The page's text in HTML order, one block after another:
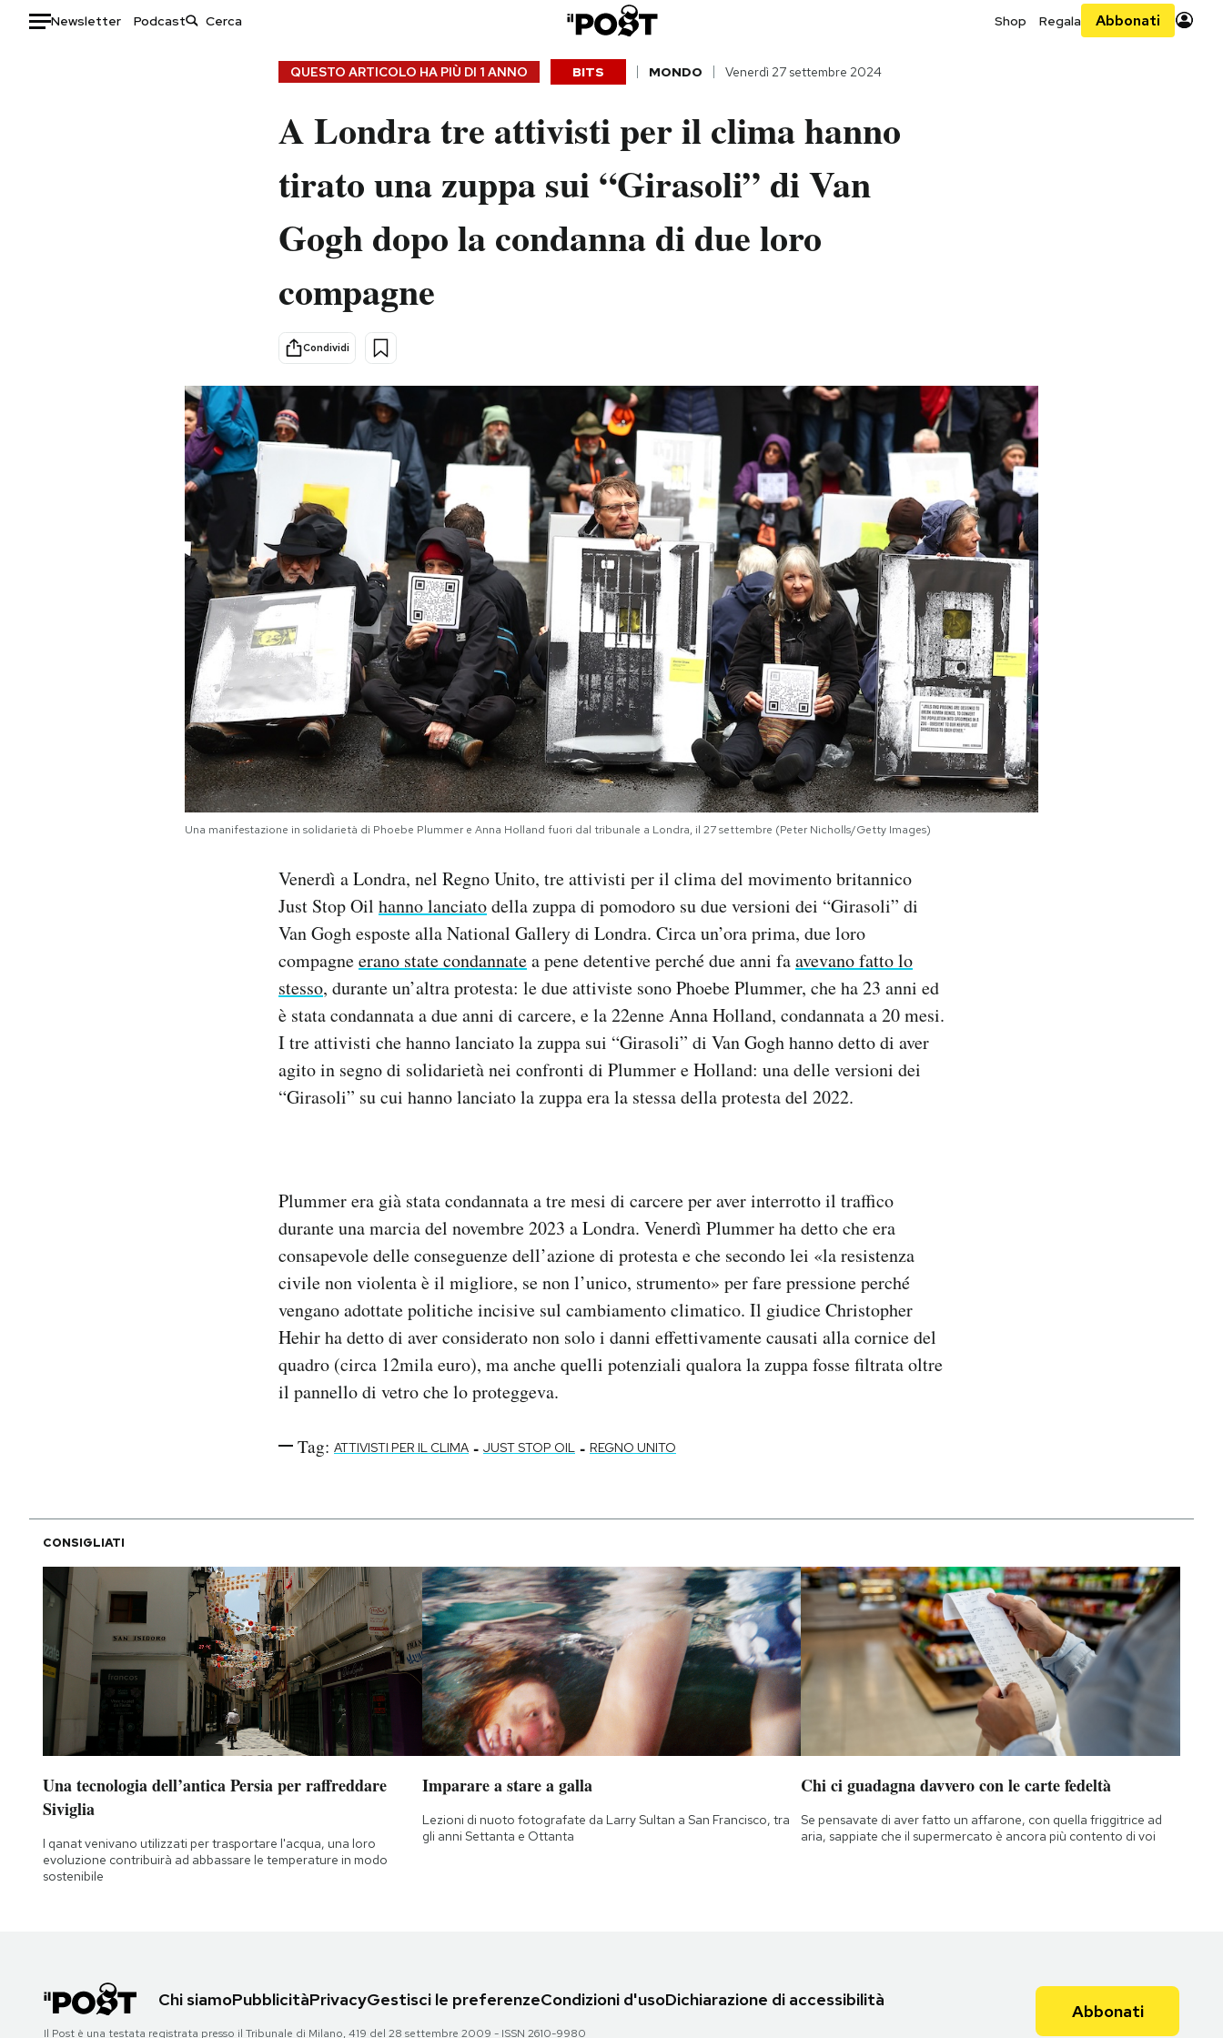
Newsletter Podcast Shop Regala Abbonati
Storie/Idee
Altrecose
Mondiali calcio 2026
AREA PERSONALE
QUESTO ARTICOLO HA PIÙ DI 1 ANNO BITS MONDO Venerdì 27 settembre 2024
A Londra tre attivisti per il clima hanno
tirato una zuppa sui “Girasoli” di Van
Gogh dopo la condanna di due loro
compagne
Condividi
Una manifestazione in solidarietà di Phoebe Plummer e Anna Holland fuori dal tribunale a Londra, il 27 settembre (Peter Nicholls/Getty Images)
Venerdì a Londra, nel Regno Unito, tre attivisti per il clima del movimento britannico
Just Stop Oil hanno lanciatodella zuppa di pomodoro su due versioni dei “Girasoli” di
Van Gogh esposte alla National Gallery di Londra. Circa un’ora prima, due loro
compagneerano state condannatea pene detentive perché due anni faavevano fatto lo
stesso, durante un’altra protesta: le due attiviste sono Phoebe Plummer, che ha 23 anni ed
è stata condannata a due anni di carcere, e la 22enne Anna Holland, condannata a 20 mesi.
I tre attivisti che hanno lanciato la zuppa sui “Girasoli” di Van Gogh hanno detto di aver
agito in segno di solidarietà nei confronti di Plummer e Holland: una delle versioni dei
“Girasoli” su cui hanno lanciato la zuppa era la stessa della protesta del 2022.
Plummer era già stata condannata a tre mesi di carcere per aver interrotto il traffico
durante una marcia del novembre 2023 a Londra. Venerdì Plummer ha detto che era
consapevole delle conseguenze dell’azione di protesta e che secondo lei «la resistenza
civile non violenta è il migliore, se non l’unico, strumento» per fare pressione perché
vengano adottate politiche incisive sul cambiamento climatico. Il giudice Christopher
Hehir ha detto di aver considerato non solo i danni effettivamente causati alla cornice del
quadro (circa 12mila euro), ma anche quelli potenziali qualora la zuppa fosse filtrata oltre
il pannello di vetro che lo proteggeva.
Tag: ATTIVISTI PER IL CLIMA - JUST STOP OIL - REGNO UNITO
CONSIGLIATI
Una tecnologia dell’antica Persia per raffreddare
Siviglia
I qanat venivano utilizzati per trasportare l'acqua, una loro
evoluzione contribuirà ad abbassare le temperature in modo
sostenibile
Imparare a stare a galla
Lezioni di nuoto fotografate da Larry Sultan a San Francisco, tra
gli anni Settanta e Ottanta
Chi ci guadagna davvero con le carte fedeltà
Se pensavate di aver fatto un affarone, con quella friggitrice ad
aria, sappiate che il supermercato è ancora più contento di voi
Chi siamoPubblicitàPrivacyGestisci le preferenzeCondizioni d'usoDichiarazione di accessibilità
Il Post è una testata registrata presso il Tribunale di Milano, 419 del 28 settembre 2009 - ISSN 2610-9980
Abbonati